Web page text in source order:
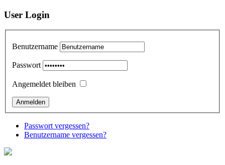
User Login
Benutzername
Passwort
Angemeldet bleiben
Passwort vergessen?
Benutzername vergessen?